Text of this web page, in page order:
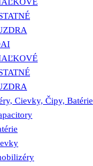
Cievky, Čipy, Batérie